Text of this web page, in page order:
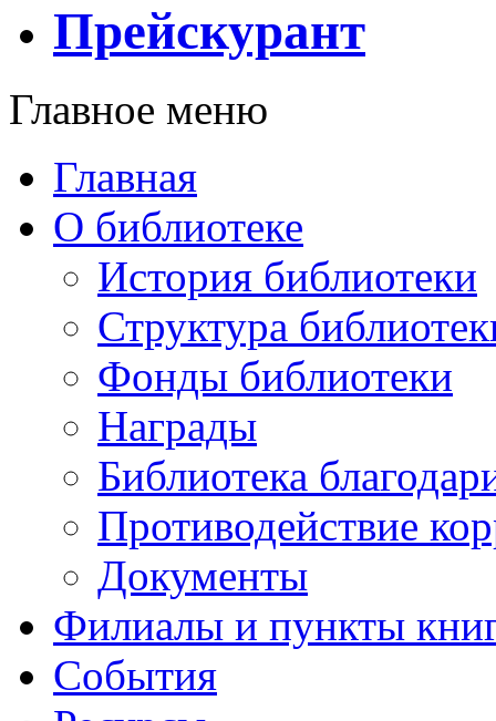
Прейскурант
Главное меню
Главная
О библиотеке
История библиотеки
Структура
Фонды библиотеки
Награды
Библиотека
Противодействие
Документы
Филиалы и пункты
События